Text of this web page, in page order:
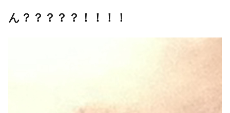
ん？？？？？！！！！